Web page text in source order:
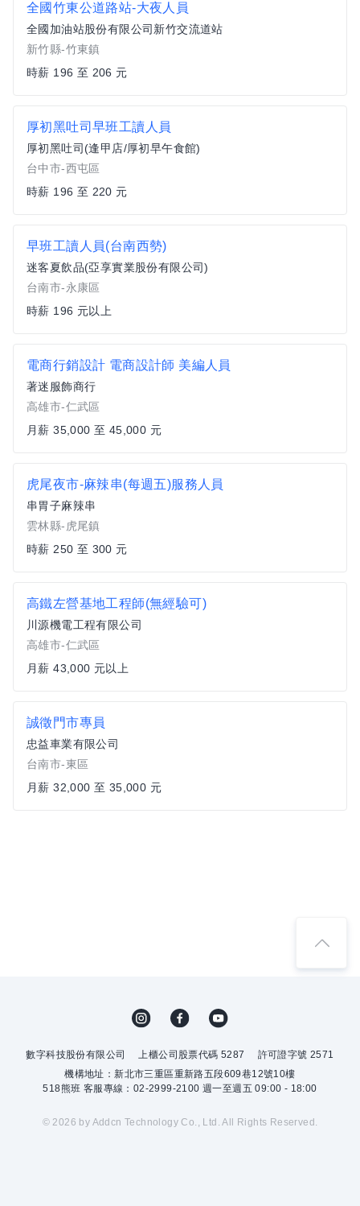
全國竹東公道路站-大夜人員
全國加油站股份有限公司新竹交流道站
新竹縣-竹東鎮
時薪 196 至 206 元
厚初黑吐司早班工讀人員
厚初黑吐司(逢甲店/厚初早午食館)
台中市-西屯區
時薪 196 至 220 元
早班工讀人員(台南西勢)
迷客夏飲品(亞享實業股份有限公司)
台南市-永康區
時薪 196 元以上
電商行銷設計 電商設計師 美編人員
著迷服飾商行
高雄市-仁武區
月薪 35,000 至 45,000 元
虎尾夜市-麻辣串(每週五)服務人員
串胃子麻辣串
雲林縣-虎尾鎮
時薪 250 至 300 元
高鐵左營基地工程師(無經驗可)
川源機電工程有限公司
高雄市-仁武區
月薪 43,000 元以上
誠徵門市專員
忠益車業有限公司
台南市-東區
月薪 32,000 至 35,000 元
數字科技股份有限公司 上櫃公司股票代碼 5287
許可證字號 2571
機構地址：新北市三重區重新路五段609巷12號10樓
518熊班 客服專線：02-2999-2100 週一至週五 09:00 - 18:00
© 2026 by Addcn Technology Co., Ltd. All Rights Reserved.